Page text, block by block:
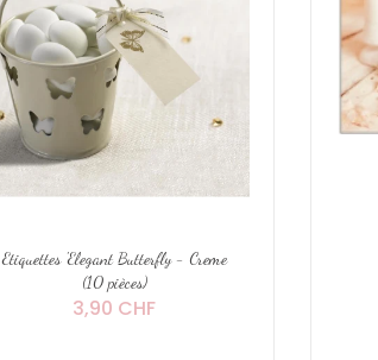
Etiquettes 'Elegant Butterfly - Creme
(10 pièces)
3,90 CHF